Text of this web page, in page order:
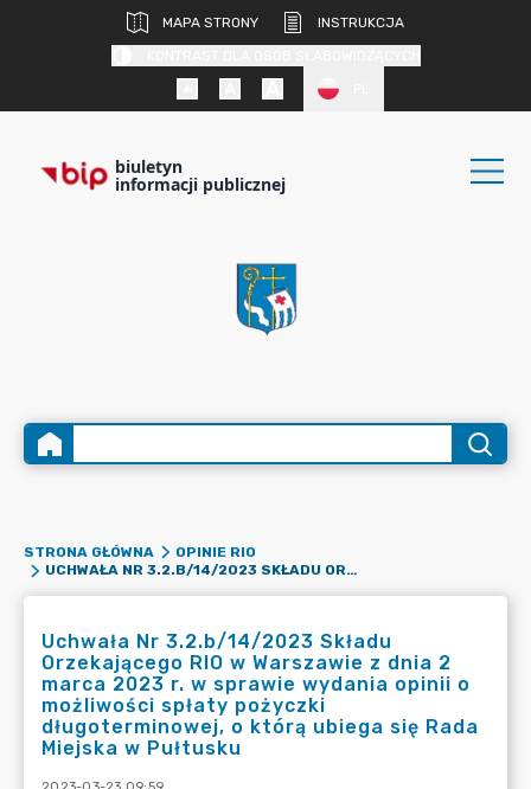
MAPA STRONY
INSTRUKCJA
biuletyn
informacji publicznej
STRONA GŁÓWNA
OPINIE RIO
UCHWAŁA NR 3.2.B/14/2023 SKŁADU ORZEKAJĄCEGO RIO W WARSZAWIE Z DNIA 2 MARCA 2023 R. W SPRAWIE WYDANIA OPINII O MOŻLIWOŚCI SPŁATY POŻYCZKI DŁUGOTERMINOWEJ, O KTÓRĄ UBIEGA SIĘ RADA MIEJSKA W PUŁTUSKU
Uchwała Nr 3.2.b/14/2023 Składu
Orzekającego RIO w Warszawie z dnia 2
marca 2023 r. w sprawie wydania opinii o
możliwości spłaty pożyczki
długoterminowej, o którą ubiega się Rada
Miejska w Pułtusku